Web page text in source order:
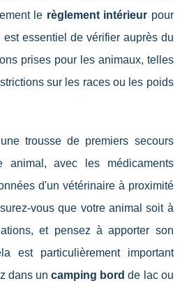
le règlement intérieur pour
essentiel de vérifier auprès du
prises pour les animaux, telles
sur les races ou les poids
trousse de premiers secours
animal, avec les médicaments
d'un vétérinaire à proximité
vous que votre animal soit à
et pensez à apporter son
est particulièrement important
dans uncamping bord de lac ou